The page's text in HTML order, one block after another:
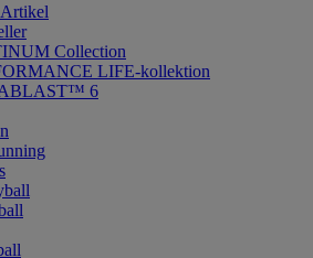
Collection
LIFE-kollektion
6